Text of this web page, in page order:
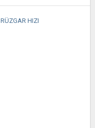
RÜZGAR HIZI